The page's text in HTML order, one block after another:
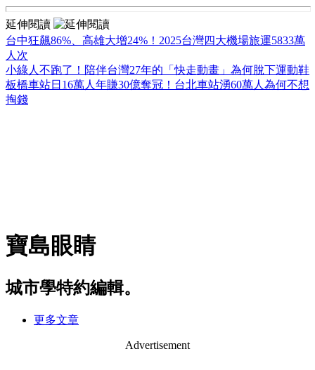
延伸閱讀
台中狂飆86%、高雄大增24%！2025台灣四大機場旅運5833萬
人次
小綠人不跑了！陪伴台灣27年的「快走動畫」為何脫下運動鞋
板橋車站日16萬人年賺30億奪冠！台北車站湧60萬人為何不想
掏錢
寶島眼睛
城市學特約編輯。
更多文章
Advertisement